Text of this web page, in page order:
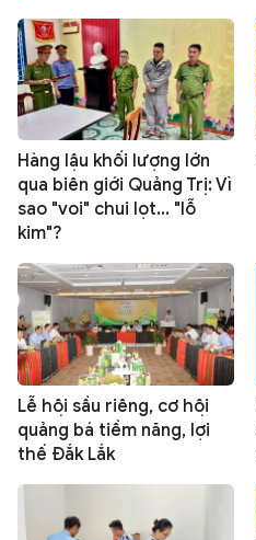
Hàng lậu khối lượng lớn
qua biên giới Quảng Trị: Vì
sao "voi" chui lọt... "lỗ
kim"?
Lễ hội sầu riêng, cơ hội
quảng bá tiềm năng, lợi
thế Đắk Lắk